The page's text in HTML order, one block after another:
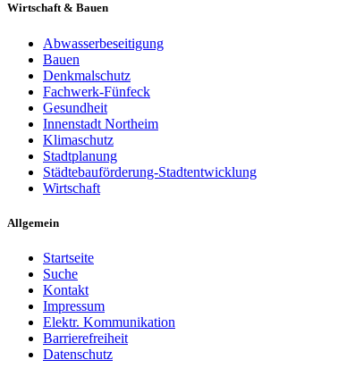
Wirtschaft & Bauen
Abwasserbeseitigung
Bauen
Denkmalschutz
Fachwerk-Fünfeck
Gesundheit
Innenstadt Northeim
Klimaschutz
Stadtplanung
Städtebauförderung-Stadtentwicklung
Wirtschaft
Allgemein
Startseite
Suche
Kontakt
Impressum
Elektr. Kommunikation
Barrierefreiheit
Datenschutz